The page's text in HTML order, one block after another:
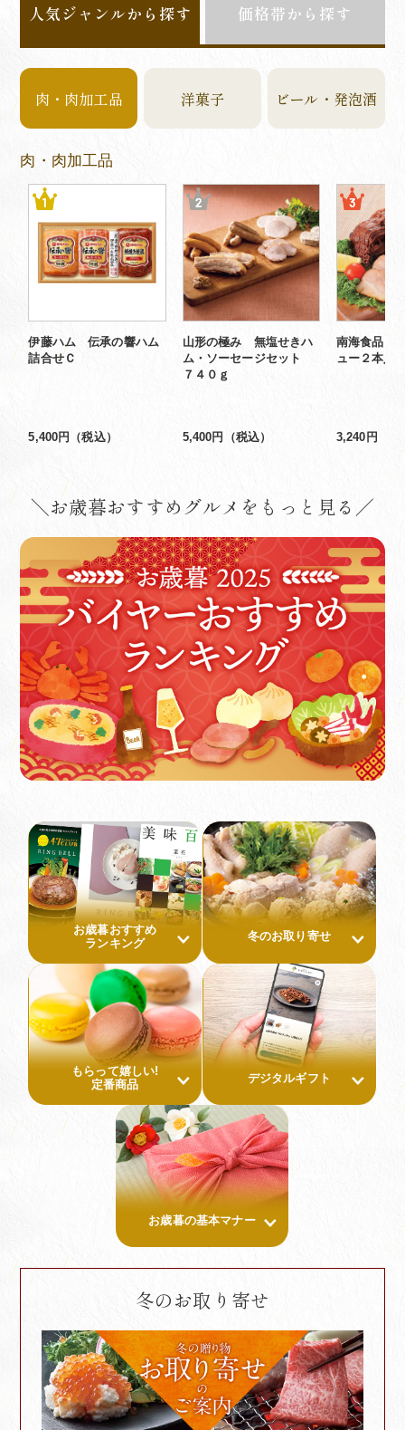
人気ジャンルから探す 価格帯から探す
肉・肉加工品 洋菓子 ビール・発泡酒
肉・肉加工品
伊藤ハム 伝承の響ハム
詰合せＣ
5,400円（税込）
山形の極み 無塩せきハ
ム・ソーセージセット
７４０ｇ
5,400円（税込）
南海食品
ュー２本入
3,240円（税
＼お歳暮おすすめグルメをもっと見る／
お歳暮おすすめ
ランキング
冬のお取り寄せ
もらって嬉しい!
定番商品
デジタルギフト
お歳暮の基本マナー
冬のお取り寄せ